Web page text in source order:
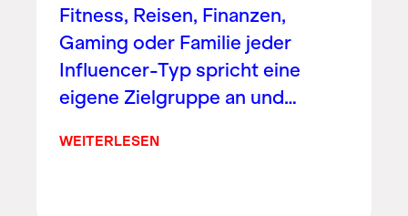
Fitness, Reisen, Finanzen,
Gaming oder Familie jeder
Influencer-Typ spricht eine
eigene Zielgruppe an und…
WEITERLESEN